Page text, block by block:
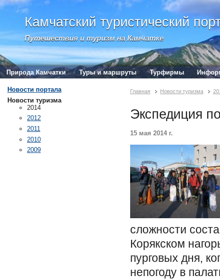
Камчатский туристический
Путешествия и туризм на Камчатке
Природа Камчатки Туры и маршруты Турфирмы
Новости портала
Новости туризма
2014
2012
2011
2010
2009
Главная Новости туризма
Экспедиция
15 мая 2014 г.
сложности
Корякском
пурговых дня,
непогоду в